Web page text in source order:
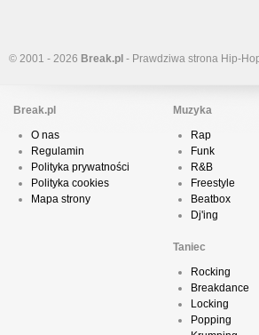
© 2001 - 2026 Break.pl - Prawdziwa strona Hip-
Break.pl
O nas
Regulamin
Polityka prywatności
Polityka cookies
Mapa strony
Muzyka
Rap
Funk
R&B
Freestyle
Beatbox
Dj'ing
Taniec
Rocking
Breakdance
Locking
Popping